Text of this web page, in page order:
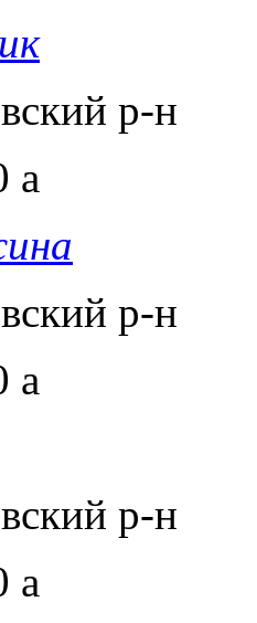
р-н
a
р-н
a
р-н
a